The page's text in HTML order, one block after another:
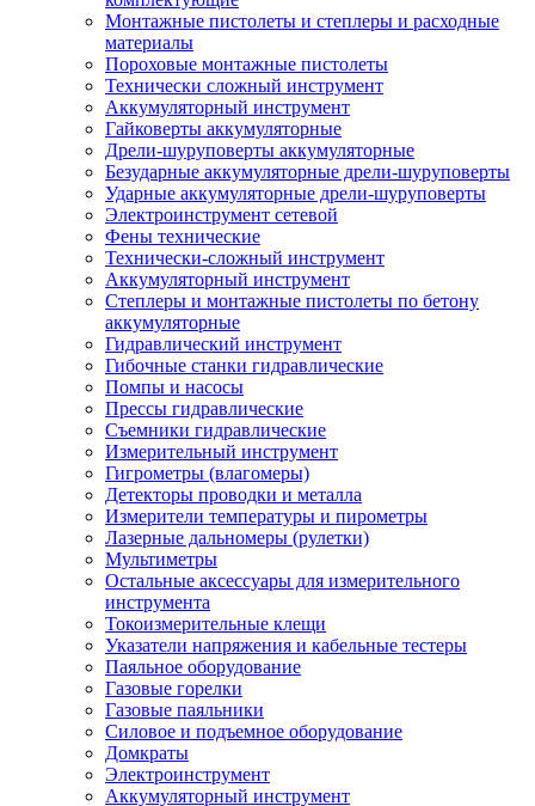
Монтажные пистолеты и степлеры и расходные
материалы
Пороховые монтажные пистолеты
Технически сложный инструмент
Аккумуляторный инструмент
Гайковерты аккумуляторные
Дрели-шуруповерты аккумуляторные
Безударные аккумуляторные дрели-шуруповерты
Ударные аккумуляторные дрели-шуруповерты
Электроинструмент сетевой
Фены технические
Технически-сложный инструмент
Аккумуляторный инструмент
Степлеры и монтажные пистолеты по бетону
аккумуляторные
Гидравлический инструмент
Гибочные станки гидравлические
Помпы и насосы
Прессы гидравлические
Съемники гидравлические
Измерительный инструмент
Гигрометры (влагомеры)
Детекторы проводки и металла
Измерители температуры и пирометры
Лазерные дальномеры (рулетки)
Мультиметры
Остальные аксессуары для измерительного
инструмента
Токоизмерительные клещи
Указатели напряжения и кабельные тестеры
Паяльное оборудование
Газовые горелки
Газовые паяльники
Силовое и подъемное оборудование
Домкраты
Электроинструмент
Аккумуляторный инструмент